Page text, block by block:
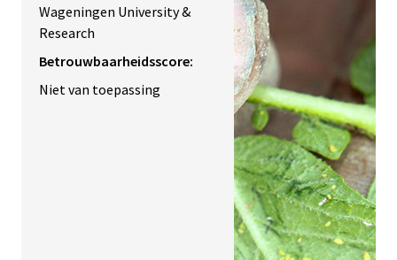
Wageningen University &
Research
Betrouwbaarheidsscore:
Niet van toepassing